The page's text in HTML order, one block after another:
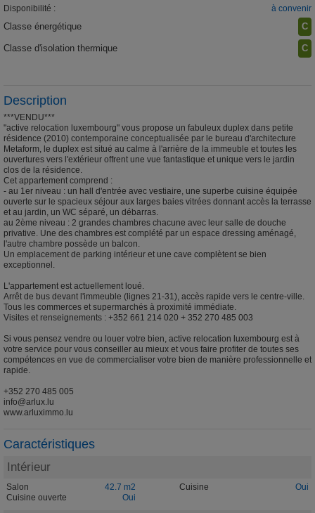
Disponibilité :
à convenir
Classe énergétique C
Classe d'isolation thermique C
Description
***VENDU***
"active relocation luxembourg" vous propose un fabuleux duplex dans petite
résidence (2010) contemporaine conceptualisée par le bureau d'architecture
Metaform, le duplex est situé au calme à l'arrière de la immeuble et toutes les
ouvertures vers l'extérieur offrent une vue fantastique et unique vers le jardin
clos de la résidence.
Cet appartement comprend :
- au 1er niveau : un hall d'entrée avec vestiaire, une superbe cuisine équipée
ouverte sur le spacieux séjour aux larges baies vitrées donnant accès la terrasse
et au jardin, un WC séparé, un débarras.
au 2ème niveau : 2 grandes chambres chacune avec leur salle de douche
privative. Une des chambres est complété par un espace dressing aménagé,
l'autre chambre possède un balcon.
Un emplacement de parking intérieur et une cave complètent se bien
exceptionnel.
L'appartement est actuellement loué.
Arrêt de bus devant l'immeuble (lignes 21-31), accès rapide vers le centre-ville.
Tous les commerces et supermarchés à proximité immédiate.
Visites et renseignements : +352 661 214 020 + 352 270 485 003
Si vous pensez vendre ou louer votre bien, active relocation luxembourg est à
votre service pour vous conseiller au mieux et vous faire profiter de toutes ses
compétences en vue de commercialiser votre bien de manière professionnelle et
rapide.
+352 270 485 005
info@arlux.lu
www.arluximmo.lu
Caractéristiques
Intérieur
Salon 42.7 m2 Cuisine
Oui
Cuisine ouverte
Oui